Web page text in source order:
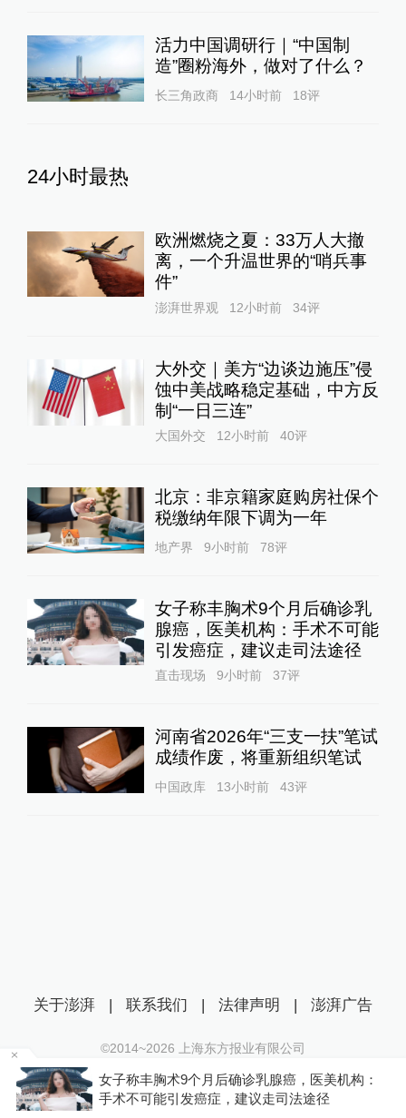
活力中国调研行｜“中国制
造”圈粉海外，做对了什么？
长三角政商 14小时前 18评
24小时最热
欧洲燃烧之夏：33万人大撤
离，一个升温世界的“哨兵事
件”
澎湃世界观 12小时前 34评
大外交｜美方“边谈边施压”侵
蚀中美战略稳定基础，中方反
制“一日三连”
大国外交 12小时前 40评
北京：非京籍家庭购房社保个
税缴纳年限下调为一年
地产界 9小时前 78评
女子称丰胸术9个月后确诊乳
腺癌，医美机构：手术不可能
引发癌症，建议走司法途径
直击现场 9小时前 37评
河南省2026年“三支一扶”笔试
成绩作废，将重新组织笔试
中国政库 13小时前 43评
女子称丰胸术9个月后确诊乳腺癌，医美机构：
手术不可能引发癌症，建议走司法途径
关于澎湃 | 联系我们 | 法律声明 | 澎湃广告
©2014~2026 上海东方报业有限公司
沪ICP证：沪B2-20170116 | 沪ICP备14003370号
互联网新闻信息服务许可证：31120170006